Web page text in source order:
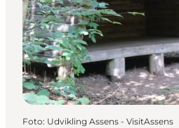
Foto: Udvikling Assens - VisitAssens